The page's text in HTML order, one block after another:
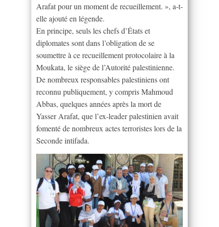
Arafat pour un moment de recueillement. », a-t-
elle ajouté en légende.
En principe, seuls les chefs d’États et
diplomates sont dans l’obligation de se
soumettre à ce recueillement protocolaire à la
Moukata, le siège de l’Autorité palestinienne.
De nombreux responsables palestiniens ont
reconnu publiquement, y compris Mahmoud
Abbas, quelques années après la mort de
Yasser Arafat, que l’ex-leader palestinien avait
fomenté de nombreux actes terroristes lors de la
Seconde intifada.